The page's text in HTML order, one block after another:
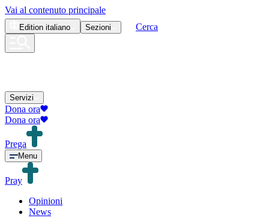
Vai al contenuto principale
Edition italiano Sezioni Cerca
Servizi
Dona ora
Dona ora
Prega
Menu
Pray
Opinioni
News